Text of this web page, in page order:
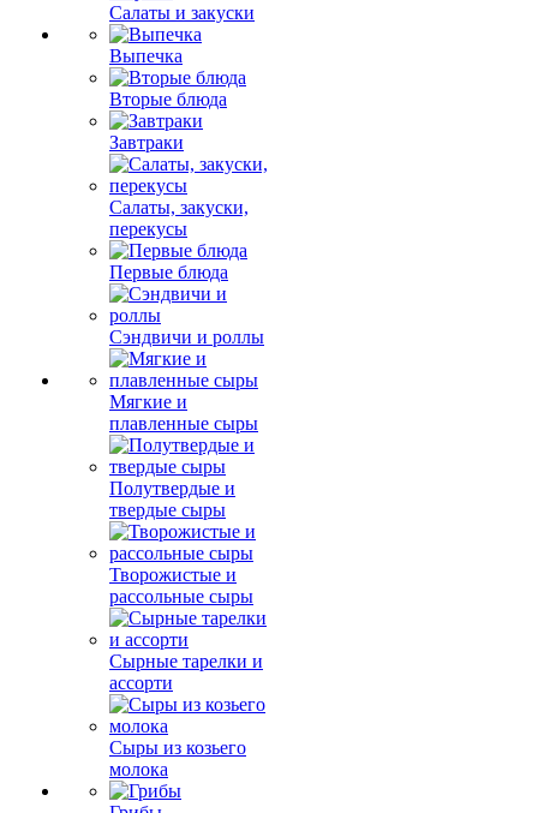
Салаты и закуски
Выпечка
Вторые блюда
Завтраки
Салаты, закуски,
перекусы
Первые блюда
Сэндвичи и роллы
Мягкие и
плавленные сыры
Полутвердые и
твердые сыры
Творожистые и
рассольные сыры
Сырные тарелки и
ассорти
Сыры из козьего
молока